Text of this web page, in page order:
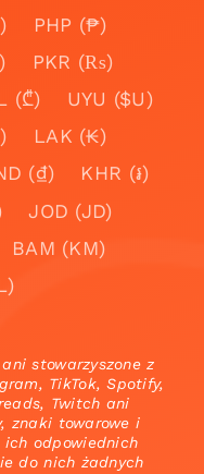
PHP (₱)
PKR (₨)
(₾)
UYU ($U)
LAK (₭)
(₫)
KHR (៛)
JOD (JD)
BAM (KM)
stowarzyszone z
TikTok, Spotify,
Twitch ani
znaki towarowe i
ich odpowiednich
do nich żadnych